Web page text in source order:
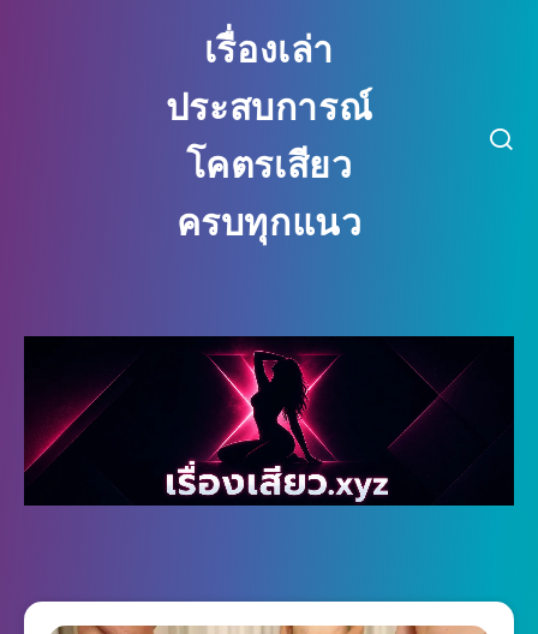
เรื่องเล่า
ประสบการณ์
โคตรเสียว
ครบทุกแนว